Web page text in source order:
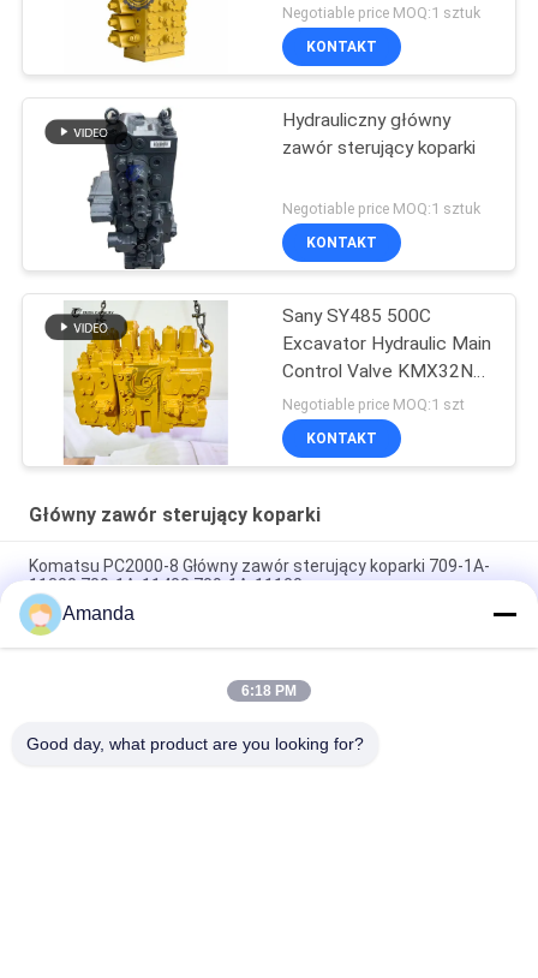
Negotiable price MOQ:1 sztuk
KONTAKT
Hydrauliczny główny
zawór sterujący koparki
Negotiable price MOQ:1 sztuk
KONTAKT
Sany SY485 500C
Excavator Hydraulic Main
Control Valve KMX32NA
High Quality
Negotiable price MOQ:1 szt
KONTAKT
Główny zawór sterujący koparki
Komatsu PC2000-8 Główny zawór sterujący koparki 709-1A-
11300 709-1A-11400 709-1A-11100
PC160LC-7 PC160-7 Wynęgarka z zawórami sterującymi
Komatsu, 723-57-16100 Główne części wykopalni
VOE14541591 Główny zawór sterujący koparki dla Volvo
Amanda
6:18 PM
Good day, what product are you looking for?